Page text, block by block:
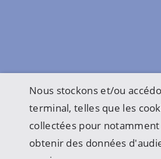
Nous stockons et/ou
terminal, telles que les
collectées pour
obtenir des données